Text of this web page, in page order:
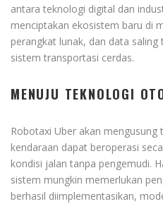
antara teknologi digital dan
menciptakan ekosistem baru di
perangkat lunak, dan data
sistem transportasi cerdas.
MENUJU TEKNOLOGI
Robotaxi Uber akan
kendaraan dapat beroperasi
kondisi jalan tanpa pengemudi.
sistem mungkin memerlukan
berhasil diimplementasikan,